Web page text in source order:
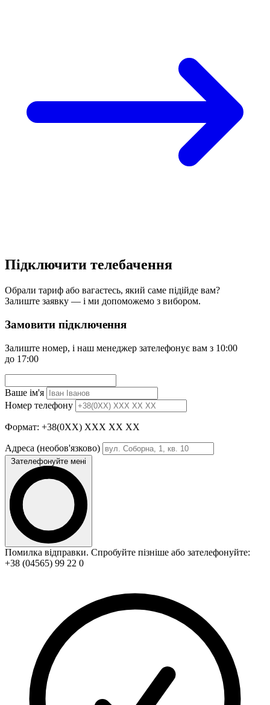
Підключити телебачення
Обрали тариф або вагаєтесь, який саме підійде вам?
Залиште заявку — і ми допоможемо з вибором.
Замовити підключення
Залиште номер, і наш менеджер зателефонує вам з 10:00
до 17:00
Ваше ім'я
Номер телефону
Формат: +38(0XX) XXX XX XX
Адреса (необов'язково)
Зателефонуйте мені
Помилка відправки. Спробуйте пізніше або зателефонуйте:
+38 (04565) 99 22 0